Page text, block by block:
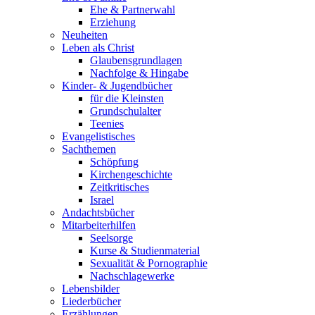
Ehe & Partnerwahl
Erziehung
Neuheiten
Leben als Christ
Glaubensgrundlagen
Nachfolge & Hingabe
Kinder- & Jugendbücher
für die Kleinsten
Grundschulalter
Teenies
Evangelistisches
Sachthemen
Schöpfung
Kirchengeschichte
Zeitkritisches
Israel
Andachtsbücher
Mitarbeiterhilfen
Seelsorge
Kurse & Studienmaterial
Sexualität & Pornographie
Nachschlagewerke
Lebensbilder
Liederbücher